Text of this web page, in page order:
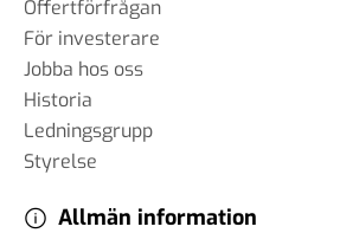
Offertförfrågan
För investerare
Jobba hos oss
Historia
Ledningsgrupp
Styrelse
Allmän information